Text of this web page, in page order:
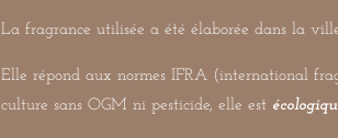
La fragrance utilisée a été élaborée dans la
Elle répond aux normes IFRA (international
culture sans OGM ni pesticide, elle est